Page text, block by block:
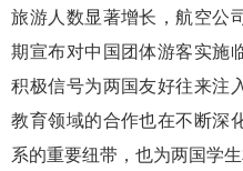
旅游人数显著增长，航空公
期宣布对中国团体游客实施
积极信号为两国友好往来注
教育领域的合作也在不断深
系的重要纽带 ，也为两国学